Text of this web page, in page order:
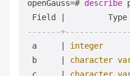
openGauss=# describe
Field
-------
a
integer
b
character